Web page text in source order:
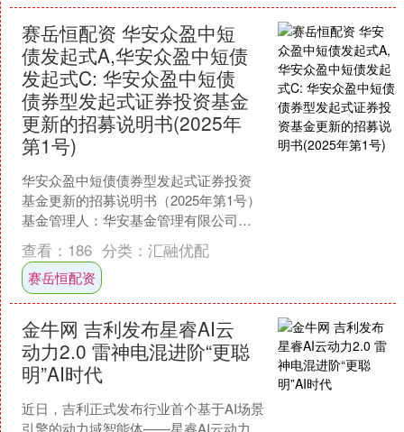
赛岳恒配资 华安众盈中短
债发起式A,华安众盈中短债
发起式C: 华安众盈中短债
债券型发起式证券投资基金
更新的招募说明书(2025年
第1号)
华安众盈中短债债券型发起式证券投资
基金更新的招募说明书（2025年第1号）
基金管理人：华安基金管理有限公司基
金托管人：中国工商银行股份有限公司
二〇二五年六月五日....
查看： 186 分类： 汇融优配
赛岳恒配资
金牛网 吉利发布星睿AI云
动力2.0 雷神电混进阶“更聪
明”AI时代
近日，吉利正式发布行业首个基于AI场景